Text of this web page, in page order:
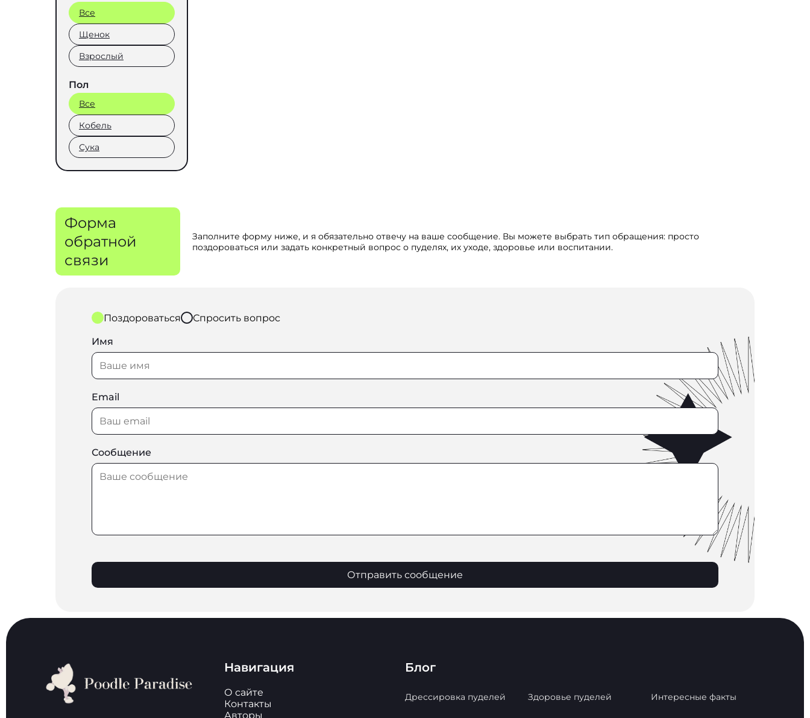
Все
Щенок
Взрослый
Пол
Все
Кобель
Сука
Форма
обратной
связи
Заполните форму ниже, и я обязательно отвечу на ваше сообщение. Вы можете выбрать тип обращения: просто
поздороваться или задать конкретный вопрос о пуделях, их уходе, здоровье или воспитании.
Поздороваться Спросить вопрос
Имя
Email
Сообщение
Отправить сообщение
Навигация
О сайте
Контакты
Авторы
Блог
Дрессировка пуделей Здоровье пуделей Интересные факты